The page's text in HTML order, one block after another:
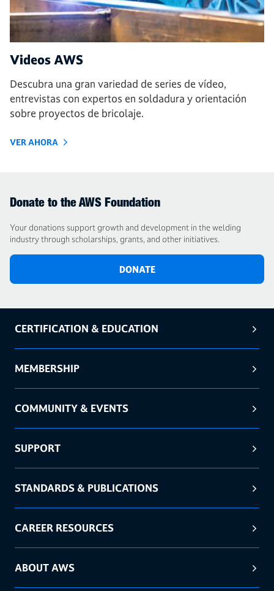
Videos AWS
Descubra una gran variedad de series de vídeo,
entrevistas con expertos en soldadura y orientación
sobre proyectos de bricolaje.
VER AHORA
Donate to the AWS Foundation
Your donations support growth and development in the welding
industry through scholarships, grants, and other initiatives.
DONATE
CERTIFICATION & EDUCATION
MEMBERSHIP
COMMUNITY & EVENTS
SUPPORT
STANDARDS & PUBLICATIONS
CAREER RESOURCES
ABOUT AWS